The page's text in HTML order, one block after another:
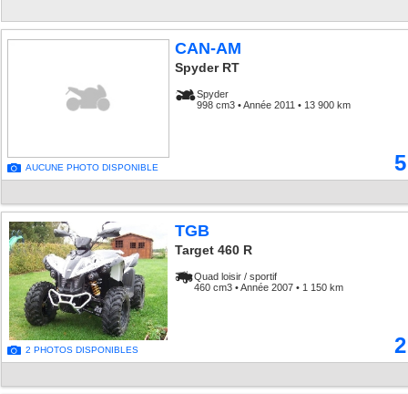
AUCUNE PHOTO DISPONIBLE
CAN-AM
Spyder
998 cm3 • Année 2011 • 13 900 km
2 PHOTOS DISPONIBLES
TGB
Target 460 R
Quad loisir / sportif
460 cm3 • Année 2007 • 1 150 km